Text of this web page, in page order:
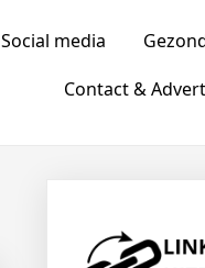
Social media
Contact &